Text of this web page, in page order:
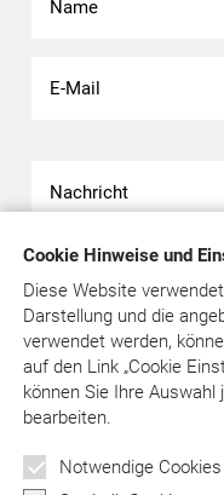
Cookie Hinweise und
Diese Website
Darstellung und die
verwendet werden,
aufden Link „Cookie
können Sie Ihre
bearbeiten.
Notwendige Cookies
Bitte beachten
Newsletter